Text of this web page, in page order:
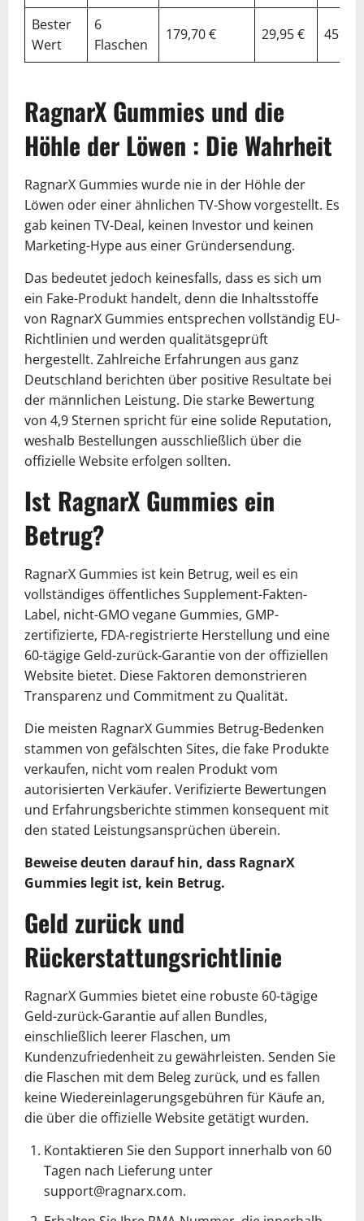
Bester
Wert
6
Flaschen
179,70 € 29,95 € 45%
RagnarX Gummies und die
Höhle der Löwen : Die Wahrheit
RagnarX Gummies wurde nie in der Höhle der
Löwen oder einer ähnlichen TV-Show vorgestellt. Es
gab keinen TV-Deal, keinen Investor und keinen
Marketing-Hype aus einer Gründersendung.
Das bedeutet jedoch keinesfalls, dass es sich um
ein Fake-Produkt handelt, denn die Inhaltsstoffe
von RagnarX Gummies entsprechen vollständig EU-
Richtlinien und werden qualitätsgeprüft
hergestellt. Zahlreiche Erfahrungen aus ganz
Deutschland berichten über positive Resultate bei
der männlichen Leistung. Die starke Bewertung
von 4,9 Sternen spricht für eine solide Reputation,
weshalb Bestellungen ausschließlich über die
offizielle Website erfolgen sollten.
Ist RagnarX Gummies ein
Betrug?
RagnarX Gummies ist kein Betrug, weil es ein
vollständiges öffentliches Supplement-Fakten-
Label, nicht-GMO vegane Gummies, GMP-
zertifizierte, FDA-registrierte Herstellung und eine
60-tägige Geld-zurück-Garantie von der offiziellen
Website bietet. Diese Faktoren demonstrieren
Transparenz und Commitment zu Qualität.
Die meisten RagnarX Gummies Betrug-Bedenken
stammen von gefälschten Sites, die fake Produkte
verkaufen, nicht vom realen Produkt vom
autorisierten Verkäufer. Verifizierte Bewertungen
und Erfahrungsberichte stimmen konsequent mit
den stated Leistungsansprüchen überein.
Beweise deuten darauf hin, dass RagnarX
Gummies legit ist, kein Betrug.
Geld zurück und
Rückerstattungsrichtlinie
RagnarX Gummies bietet eine robuste 60-tägige
Geld-zurück-Garantie auf allen Bundles,
einschließlich leerer Flaschen, um
Kundenzufriedenheit zu gewährleisten. Senden Sie
die Flaschen mit dem Beleg zurück, und es fallen
keine Wiedereinlagerungsgebühren für Käufe an,
die über die offizielle Website getätigt wurden.
Kontaktieren Sie den Support innerhalb von 60
Tagen nach Lieferung unter
support@ragnarx.com.